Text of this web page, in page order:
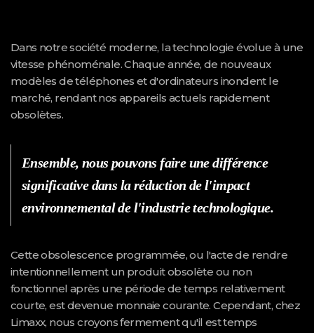
Dans notre société moderne, la technologie évolue à une
vitesse phénoménale. Chaque année, de nouveaux
modèles de téléphones et d'ordinateurs inondent le
marché, rendant nos appareils actuels rapidement
obsolètes.
Ensemble, nous pouvons faire une différence
significative dans la réduction de l'impact
environnemental de l'industrie technologique.
Cette obsolescence programmée, ou l'acte de rendre
intentionnellement un produit obsolète ou non
fonctionnel après une période de temps relativement
courte, est devenue monnaie courante. Cependant, chez
Limaxx, nous croyons fermement qu'il est temps